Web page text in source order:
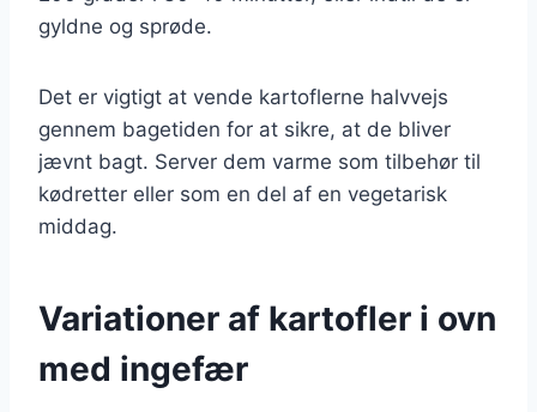
gyldne og sprøde.
Det er vigtigt at vende kartoflerne halvvejs
gennem bagetiden for at sikre, at de bliver
jævnt bagt. Server dem varme som tilbehør til
kødretter eller som en del af en vegetarisk
middag.
Variationer af kartofler i ovn
med ingefær